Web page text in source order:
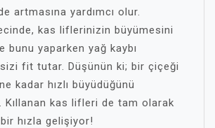
artmasına yardımcı olur.
kas liflerinizin büyümesini
bunu yaparken yağ kaybı
fit tutar. Düşünün ki; bir çiçeği
kadar hızlı büyüdüğünü
Kıllanan kas lifleri de tam olarak
hızla gelişiyor!